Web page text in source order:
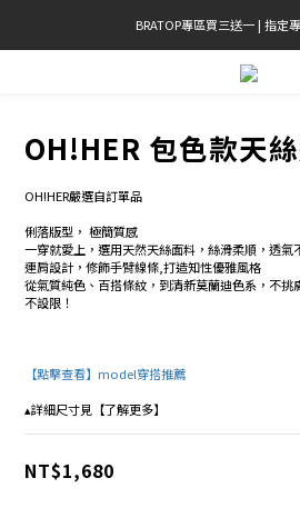
官網限定! 滿千免運(僅限
BRATOP專區買三送一 | 指定
官網限定! 滿千免運(僅限台
OH!HER 包色款天
OH!HER嚴選自訂單品
俐落版型， 極簡質感
一穿就愛上，選用天然天絲面料，絲滑柔順，透氣
連肩設計，修飾手臂線條,打造知性優雅風格
從氣質純色、百搭條紋，到清新莫蘭迪色系，不
不設限！
【點擊查看】model穿搭推薦
▴詳細尺寸見【了解更多】
NT$1,680